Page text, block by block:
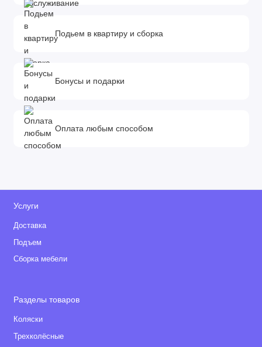
Подьем в квартиру и сборка
Бонусы и подарки
Оплата любым способом
Услуги
Доставка
Подъем
Сборка мебели
Разделы товаров
Коляски
Трехколёсные